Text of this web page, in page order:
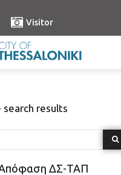
Visitor
search results
ΔΣ-ΤΑΠ